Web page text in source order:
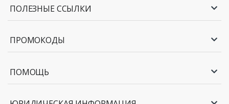
ПОЛЕЗНЫЕ ССЫЛКИ
ПРОМОКОДЫ
ПОМОЩЬ